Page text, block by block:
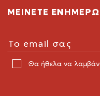
ΜΕΙΝΕΤΕ
Θα ήθελα να